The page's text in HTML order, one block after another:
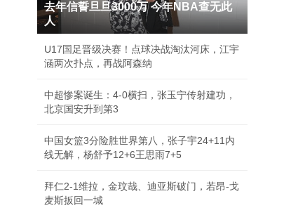
去年信誓旦旦3000万 今年NBA查无此
人
U17国足晋级决赛！点球决战淘汰河床，江宇
涵两次扑点，再战阿森纳
中超惨案诞生：4-0横扫，张玉宁传射建功，
北京国安升到第3
中国女篮3分险胜世界第八，张子宇24+11内
线无解，杨舒予12+6王思雨7+5
拜仁2-1维拉，金玟哉、迪亚斯破门，若昂-戈
麦斯扳回一城